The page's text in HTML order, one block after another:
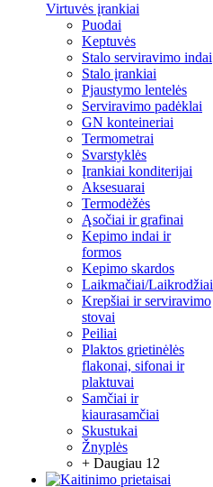
Virtuvės įrankiai
Puodai
Keptuvės
Stalo serviravimo indai
Stalo įrankiai
Pjaustymo lentelės
Serviravimo padėklai
GN konteineriai
Termometrai
Svarstyklės
Įrankiai konditerijai
Aksesuarai
Termodėžės
Ąsočiai ir grafinai
Kepimo indai ir
formos
Kepimo skardos
Laikmačiai/Laikrodžiai
Krepšiai ir serviravimo
stovai
Peiliai
Plaktos grietinėlės
flakonai, sifonai ir
plaktuvai
Samčiai ir
kiaurasamčiai
Skustukai
Žnyplės
+ Daugiau 12